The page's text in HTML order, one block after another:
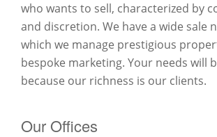
who wants to sell, characterized by
and discretion. We have a wide sale
which we manage prestigious
bespoke marketing. Your needs will
because our richness is our clients.
Our Offices